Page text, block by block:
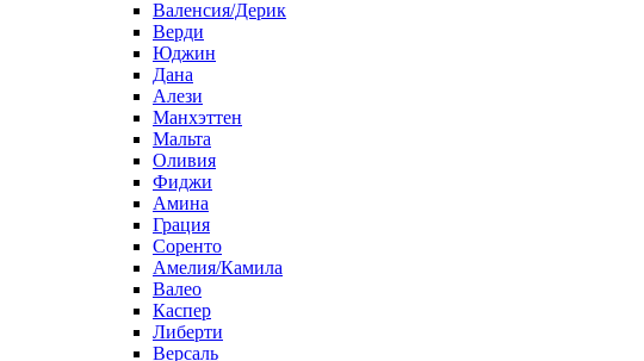
Валенсия/Дерик
Верди
Юджин
Дана
Алези
Манхэттен
Мальта
Оливия
Фиджи
Амина
Грация
Соренто
Амелия/Камила
Валео
Каспер
Либерти
Версаль